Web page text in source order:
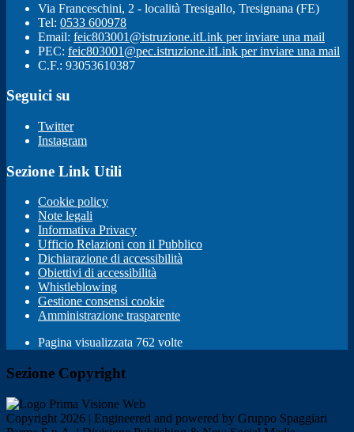
Via Franceschini, 2 - località Tresigallo, Tresignana (FE)
Tel: 0533 600978
Email: feic803001@istruzione.itLink per inviare una mail
PEC: feic803001@pec.istruzione.itLink per inviare una mail
C.F.: 93053610387
Seguici su
Twitter
Instagram
Sezione Link Utili
Cookie policy
Note legali
Informativa Privacy
Ufficio Relazioni con il Pubblico
Dichiarazione di accessibilità
Obiettivi di accessibilità
Whistleblowing
Gestione consensi cookie
Amministrazione trasparente
Pagina visualizzata 762 volte
Sezione Copyright
Copyright 2026 | Engineered and powered by Gruppo Spaggiari